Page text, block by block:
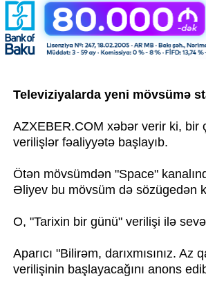
Televiziyalarda yeni mövsümə
AZXEBER.COM xəbər verir ki, bir
verilişlər fəaliyyətə başlayıb.
Ötən mövsümdən "Space"
Əliyev bu mövsüm də sözügedən
O, "Tarixin bir günü" verilişi ilə
Aparıcı "Bilirəm, darıxmısınız.
verilişinin başlayacağını anons